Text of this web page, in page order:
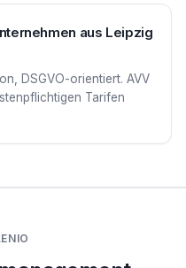
aus Leipzig
DSGVO-orientiert. AVV
Tarifen